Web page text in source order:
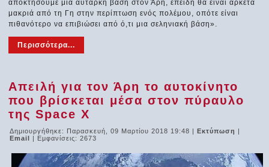
αποκτήσουμε μια αυτάρκη βάση στον Άρη, επειδή θα είναι αρκετά
μακριά από τη Γη στην περίπτωση ενός πολέμου, οπότε είναι
πιθανότερο να επιβιώσει από ό,τι μια σεληνιακή βάση».
Περισσότερα...
Απειλή για τον Άρη το αυτοκίνητο
που βρίσκεται μέσα στον πύραυλο
της Space X
Δημιουργήθηκε: Παρασκευή, 09 Μαρτίου 2018 19:48 |Εκτύπωση |
Email | Εμφανίσεις: 2673